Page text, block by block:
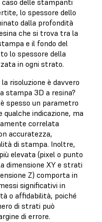
delle stampanti
lo spessore dello
dalla profondità
che si trova tra la
e il fondo del
lo spessore della
in ogni strato.
risoluzione è davvero
stampa 3D a resina?
spesso un parametro
indicazione, ma
correlata
accuratezza,
di stampa. Inoltre,
elevata (pixel o punto
dimensione XY e strati
Z) comporta in
significativi in
o affidabilità, poiché
di strati può
di errore.